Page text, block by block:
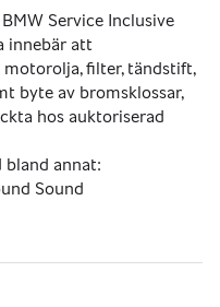
Service Inclusive
innebär att
filter, tändstift,
byte av bromsklossar,
hos auktoriserad
annat:
Sound